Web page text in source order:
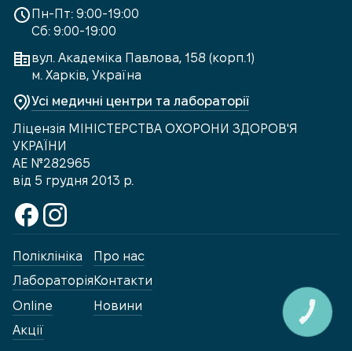
Пн-Пт: 9:00-19:00
Сб: 9:00-19:00
вул. Академіка Павлова, 158 (корп.1)
м. Харків, Україна
Усі медичні центри та лабораторії
Ліцензія МІНІСТЕРСТВА ОХОРОНИ ЗДОРОВ'Я
УКРАЇНИ
АЕ №282965
від 5 грудня 2013 р.
Поліклініка
Лабораторія
Online
Акції
Про нас
Контакти
Новини
КНОПКА
ЗВ'ЯЗКУ